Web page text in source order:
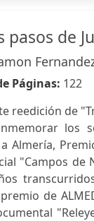
pasos de
Páginas: 122
reedición de
los
Almería,
"Campos
de